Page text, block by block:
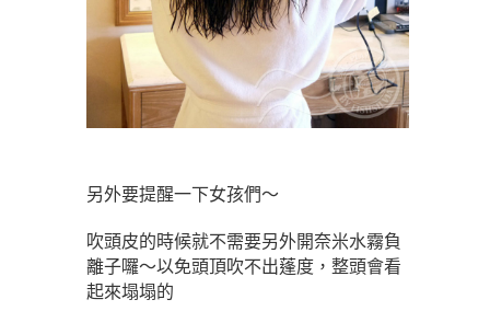
另外要提醒一下女孩們～
吹頭皮的時候就不需要另外開奈米水霧負
離子囉～以免頭頂吹不出蓬度，整頭會看
起來塌塌的